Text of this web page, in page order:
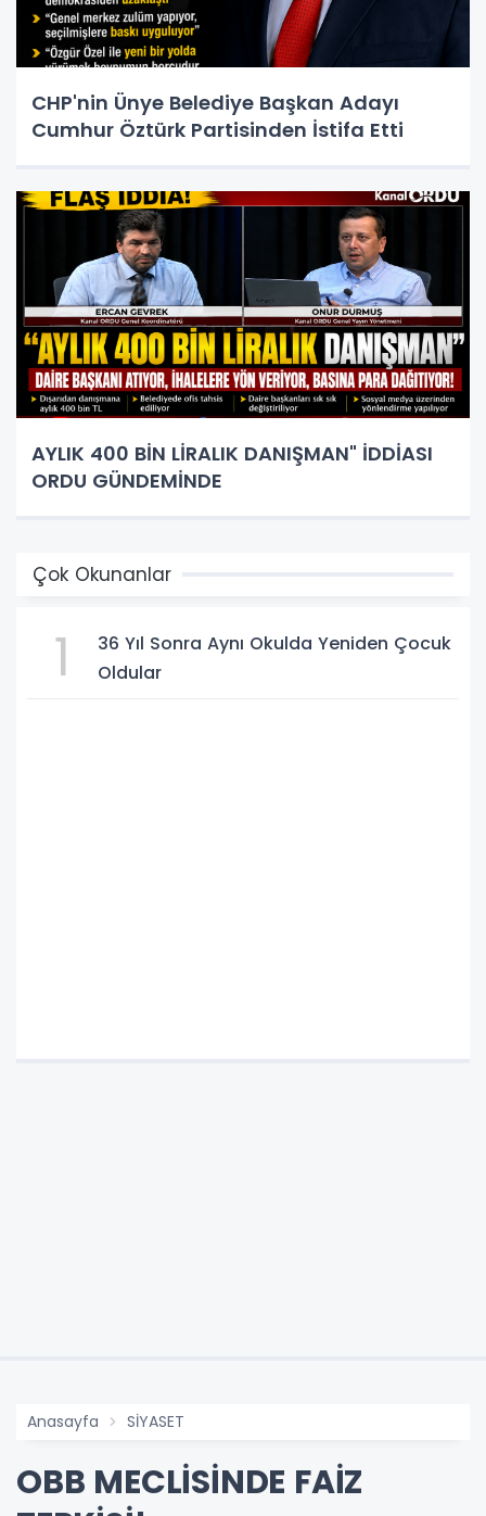
CHP'nin Ünye Belediye Başkan Adayı
Cumhur Öztürk Partisinden İstifa Etti
AYLIK 400 BİN LİRALIK DANIŞMAN" İDDİASI
ORDU GÜNDEMİNDE
Çok Okunanlar
1
36 Yıl Sonra Aynı Okulda Yeniden Çocuk
Oldular
Anasayfa SİYASET
OBB MECLİSİNDE FAİZ